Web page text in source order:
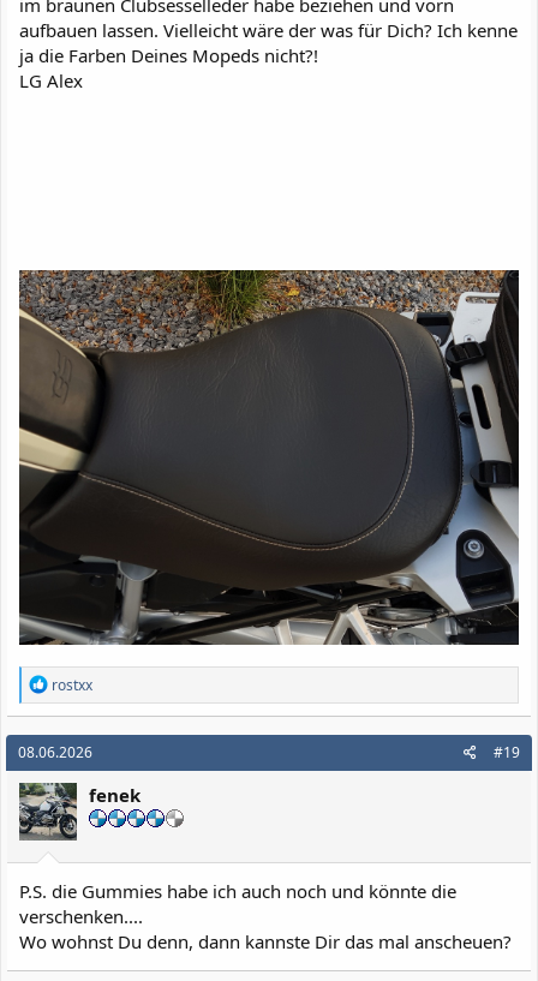
im braunen Clubsesselleder habe beziehen und vorn
aufbauen lassen. Vielleicht wäre der was für Dich? Ich kenne
ja die Farben Deines Mopeds nicht?!
LG Alex
R
e
a
k
t
i
o
n
e
n
rostxx
08.06.2026 #19
fenek
P.S. die Gummies habe ich auch noch und könnte die
verschenken....
Wo wohnst Du denn, dann kannste Dir das mal anscheuen?